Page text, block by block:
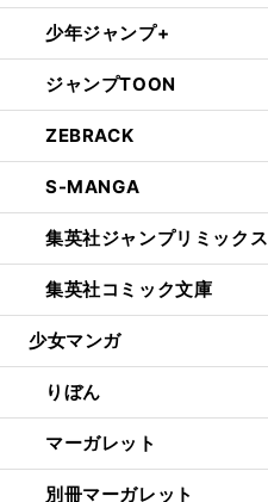
少年ジャンプ+
ジャンプTOON
ZEBRACK
S-MANGA
集英社ジャンプリミックス
集英社コミック文庫
少女マンガ
りぼん
マーガレット
別冊マーガレット